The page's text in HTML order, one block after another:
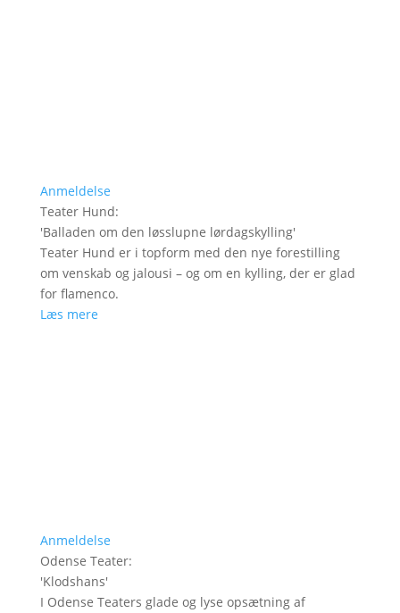
Anmeldelse
Teater Hund:
'Balladen om den løsslupne lørdagskylling'
Teater Hund er i topform med den nye forestilling
om venskab og jalousi – og om en kylling, der er glad
for flamenco.
Læs mere
Anmeldelse
Odense Teater:
'Klodshans'
I Odense Teaters glade og lyse opsætning af